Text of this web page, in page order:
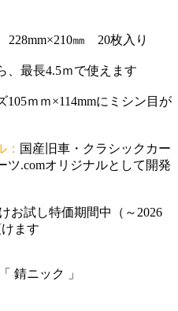
㎜ 20枚入り
、最長4.5ｍで使えます
ｍｍ×114mmにミシン目が
： 国産旧車・クラシックカー
ツ.comオリジナルとして開発
お試し特価期間中（～2026
ます
錆ニック 」